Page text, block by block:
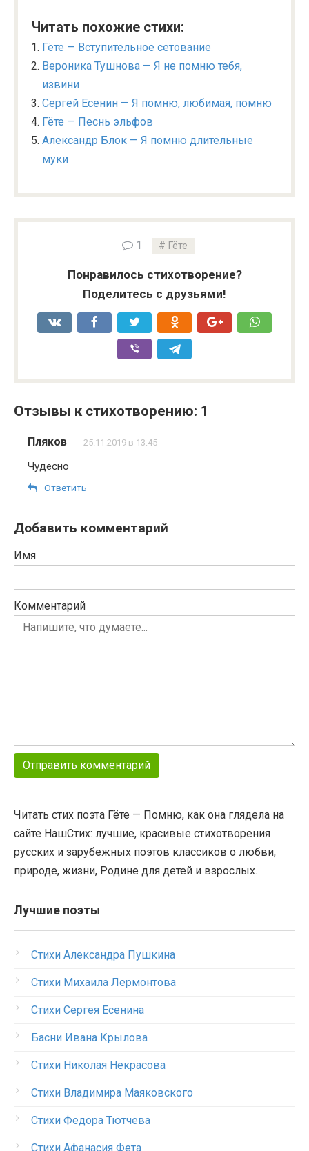
Читать похожие стихи:
Гёте — Вступительное сетование
Вероника Тушнова — Я не помню тебя,
извини
Сергей Есенин — Я помню, любимая, помню
Гёте — Песнь эльфов
Александр Блок — Я помню длительные
муки
1 Гёте
Понравилось стихотворение?
Поделитесь с друзьями!
Отзывы к стихотворению: 1
Пляков 25.11.2019 в 13:45
Чудесно
Ответить
Добавить комментарий
Имя
Комментарий
Читать стих поэта Гёте — Помню, как она глядела на
сайте НашСтих: лучшие, красивые стихотворения
русских и зарубежных поэтов классиков о любви,
природе, жизни, Родине для детей и взрослых.
Лучшие поэты
Стихи Александра Пушкина
Стихи Михаила Лермонтова
Стихи Сергея Есенина
Басни Ивана Крылова
Стихи Николая Некрасова
Стихи Владимира Маяковского
Стихи Федора Тютчева
Стихи Афанасия Фета